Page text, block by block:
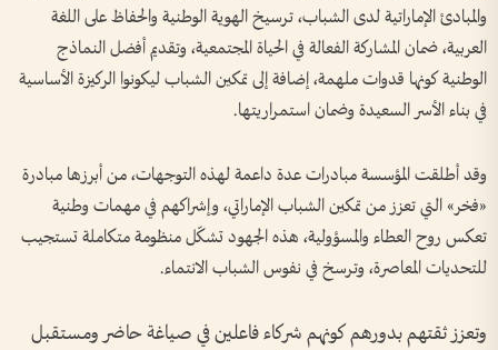
والمبادئ الإماراتية لدى الشباب، ترسيخ الهوية الوطنية والحفاظ على اللغة
العربية، ضمان المشاركة الفعالة في الحياة المجتمعية، وتقديم أفضل النماذج
الوطنية كونها قدوات ملهمة، إضافة إلى تمكين الشباب ليكونوا الركيزة الأساسية
في بناء الأسر السعيدة وضمان استمراريتها.
وقد أطلقت المؤسسة مبادرات عدة داعمة لهذه التوجهات، من أبرزها مبادرة
«فخر» التي تعزز من تمكين الشباب الإماراتي، وإشراكهم في مهمات وطنية
تعكس روح العطاء والمسؤولية، هذه الجهود تشكّل منظومة متكاملة تستجيب
للتحديات المعاصرة، وترسخ في نفوس الشباب الانتماء.
وتعزز ثقتهم بدورهم كونهم شركاء فاعلين في صياغة حاضر ومستقبل